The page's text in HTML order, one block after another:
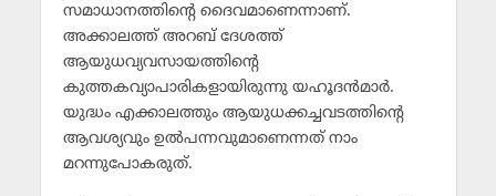
സമാധാനത്തിന്റെ ദൈവമാണെന്നാണ്.
അക്കാലത്ത് അറബ് ദേശത്ത്
ആയുധവ്യവസായത്തിന്റെ
കുത്തകവ്യാപാരികളായിരുന്നു യഹൂദന്‍മാര്‍.
യുദ്ധം എക്കാലത്തും ആയുധക്കച്ചവടത്തിന്റെ
ആവശ്യവും ഉല്‍പന്നവുമാണെന്നത് നാം
മറന്നുപോകരുത്.